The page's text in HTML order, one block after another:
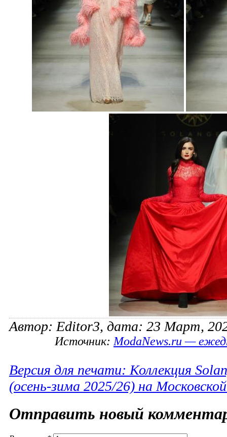
Автор: Editor3, дата: 23 Март,
Источник:ModaNews.ru —
Версия для печати: Коллекция
(осень-зима 2025/26) на
Отправить новый